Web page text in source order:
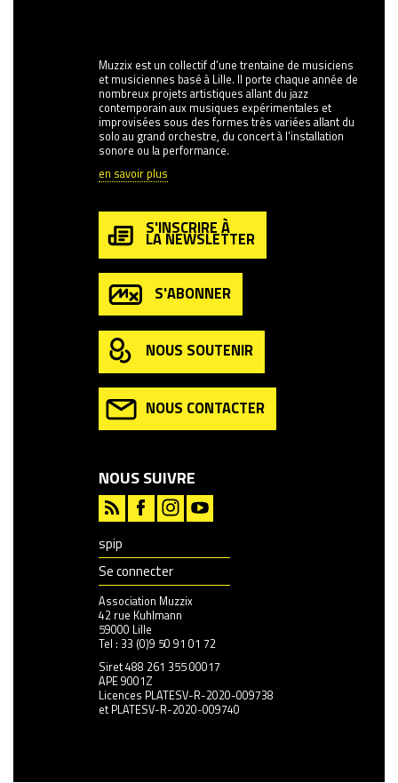
Muzzix est un collectif d’une trentaine de musiciens
et musiciennes basé à Lille. Il porte chaque année de
nombreux projets artistiques allant du jazz
contemporain aux musiques expérimentales et
improvisées sous des formes très variées allant du
solo au grand orchestre, du concert à l’installation
sonore ou la performance.
en savoir plus
S'INSCRIRE À
LA NEWSLETTER
S'ABONNER
NOUS SOUTENIR
NOUS CONTACTER
NOUS SUIVRE
spip
Se connecter
Association Muzzix
42 rue Kuhlmann
59000 Lille
Tel : 33 (0)9 50 91 01 72
Siret 488 261 355 00017
APE 9001Z
Licences PLATESV-R-2020-009738
et PLATESV-R-2020-009740